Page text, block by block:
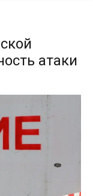
атаки